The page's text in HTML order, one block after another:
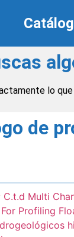
lo
de